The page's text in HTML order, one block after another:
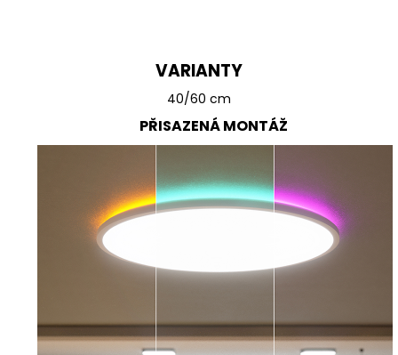
VARIANTY
40/60 cm
PŘISAZENÁ MONTÁŽ